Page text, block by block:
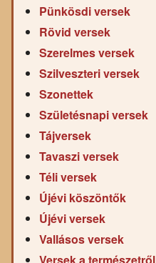
Pünkösdi versek
Rövid versek
Szerelmes versek
Szilveszteri versek
Szonettek
Születésnapi versek
Tájversek
Tavaszi versek
Téli versek
Újévi köszöntők
Újévi versek
Vallásos versek